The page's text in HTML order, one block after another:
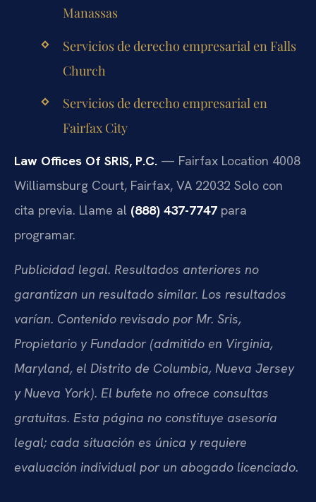
Manassas
Servicios de derecho empresarial en Falls
Church
Servicios de derecho empresarial en
Fairfax City
Law Offices Of SRIS, P.C. — Fairfax Location 4008
Williamsburg Court, Fairfax, VA 22032 Solo con
cita previa. Llame al (888) 437-7747 para
programar.
Publicidad legal. Resultados anteriores no
garantizan un resultado similar. Los resultados
varían. Contenido revisado por Mr. Sris,
Propietario y Fundador (admitido en Virginia,
Maryland, el Distrito de Columbia, Nueva Jersey
y Nueva York). El bufete no ofrece consultas
gratuitas. Esta página no constituye asesoría
legal; cada situación es única y requiere
evaluación individual por un abogado licenciado.